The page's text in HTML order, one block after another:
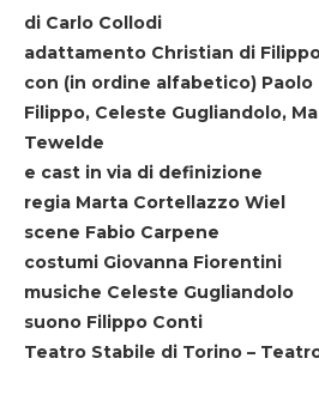
di Carlo Collodi
adattamento Christian di
con (in ordine alfabetico) Paolo
Filippo, Celeste Gugliandolo,
Tewelde
e cast in via di definizione
regia Marta Cortellazzo Wiel
scene Fabio Carpene
costumi Giovanna Fiorentini
musiche Celeste Gugliandolo
suono Filippo Conti
Teatro Stabile di Torino –